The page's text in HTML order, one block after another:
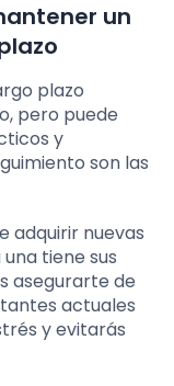
un
plazo
pero puede
y
son las
adquirir nuevas
tiene sus
asegurarte de
actuales
y evitarás